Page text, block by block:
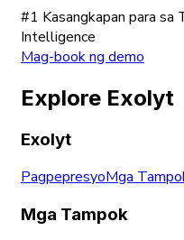
#1 Kasangkapan para
Intelligence
Mag-book ng demo
Explore Exolyt
Exolyt
PagpepresyoMga
Mga Tampok